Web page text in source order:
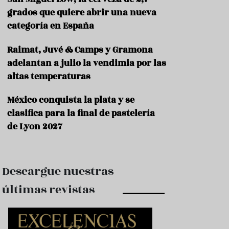
s
r
a
n
F
n
grados que quiere abrir una nueva
categoría en España
Raimat, Juvé & Camps y Gramona
adelantan a julio la vendimia por las
altas temperaturas
México conquista la plata y se
clasifica para la final de pastelería
de Lyon 2027
Descargue nuestras
últimas revistas